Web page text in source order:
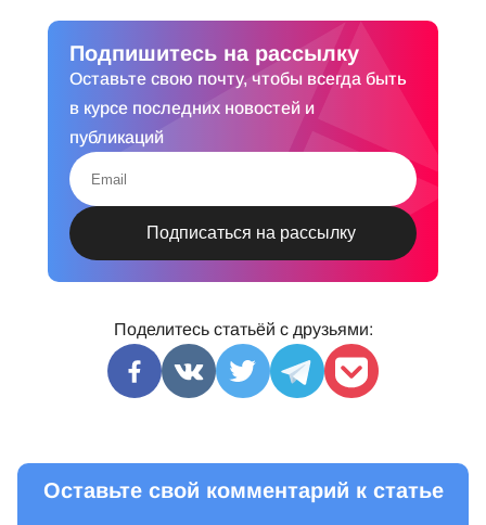
Подпишитесь на рассылку
Оставьте свою почту, чтобы всегда быть
в курсе последних новостей и
публикаций
Поделитесь статьёй с друзьями:
Оставьте свой комментарий к статье